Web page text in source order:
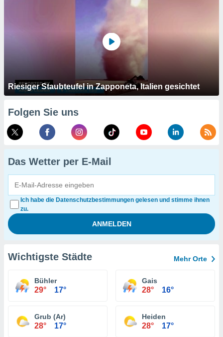
Riesiger Staubteufel in Zapponeta, Italien gesichtet
Folgen Sie uns
Das Wetter per E-Mail
Ich habe die Datenschutzbestimmungen gelesen und stimme ihnen
zu.
Wichtigste Städte Mehr Orte
Bühler
29° 17°
Gais
28° 16°
Grub (Ar)
28° 17°
Heiden
28° 17°